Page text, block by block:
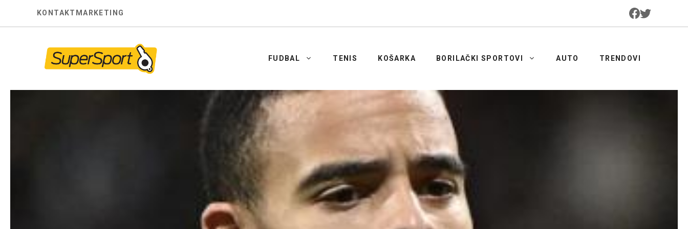
KONTAKT MARKETING
FUDBAL TENIS KOŠARKA BORILAČKI SPORTOVI AUTO TRENDOVI